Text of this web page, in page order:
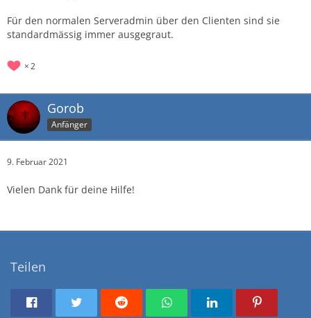
Für den normalen Serveradmin über den Clienten sind sie
standardmässig immer ausgegraut.
2
Gorob
Anfänger
9. Februar 2021
Vielen Dank für deine Hilfe!
Teilen